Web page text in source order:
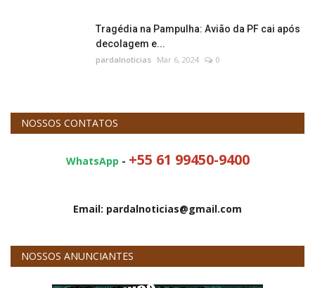
Tragédia na Pampulha: Avião da PF cai após
decolagem e...
pardalnoticias Mar 6, 2024 0
NOSSOS CONTATOS
WhatsApp - +55 61 99450-9400
Email: pardalnoticias@gmail.com
NOSSOS ANUNCIANTES